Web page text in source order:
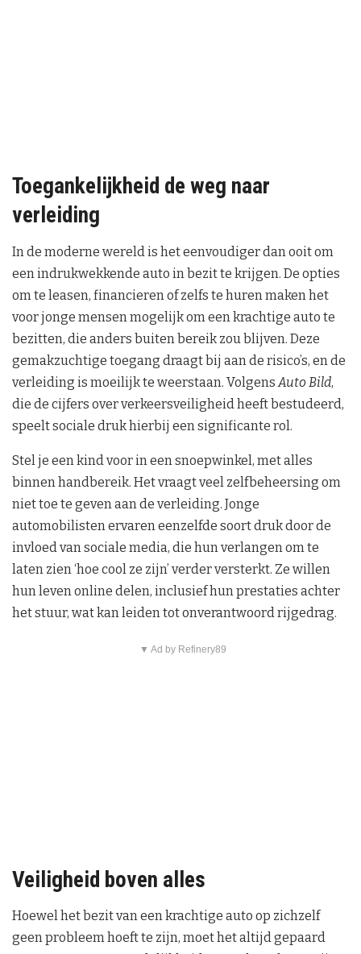
Toegankelijkheid de weg naar
verleiding
In de moderne wereld is het eenvoudiger dan ooit om
een indrukwekkende auto in bezit te krijgen. De opties
om te leasen, financieren of zelfs te huren maken het
voor jonge mensen mogelijk om een krachtige auto te
bezitten, die anders buiten bereik zou blijven. Deze
gemakzuchtige toegang draagt bij aan de risico’s, en de
verleiding is moeilijk te weerstaan. Volgens Auto Bild,
die de cijfers over verkeersveiligheid heeft bestudeerd,
speelt sociale druk hierbij een significante rol.
Stel je een kind voor in een snoepwinkel, met alles
binnen handbereik. Het vraagt veel zelfbeheersing om
niet toe te geven aan de verleiding. Jonge
automobilisten ervaren eenzelfde soort druk door de
invloed van sociale media, die hun verlangen om te
laten zien ‘hoe cool ze zijn’ verder versterkt. Ze willen
hun leven online delen, inclusief hun prestaties achter
het stuur, wat kan leiden tot onverantwoord rijgedrag.
▼ Ad by Refinery89
Veiligheid boven alles
Hoewel het bezit van een krachtige auto op zichzelf
geen probleem hoeft te zijn, moet het altijd gepaard